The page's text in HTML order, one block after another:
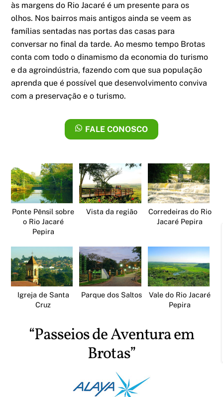
às margens do Rio Jacaré é um presente para os
olhos. Nos bairros mais antigos ainda se veem as
famílias sentadas nas portas das casas para
conversar no final da tarde. Ao mesmo tempo Brotas
conta com todo o dinamismo da economia do turismo
e da agroindústria, fazendo com que sua população
aprenda que é possível que desenvolvimento conviva
com a preservação e o turismo.
FALE CONOSCO
Ponte Pênsil sobre
o Rio Jacaré
Pepira
Vista da região
Corredeiras do Rio
Jacaré Pepira
Igreja de Santa
Cruz
Parque dos Saltos
Vale do Rio Jacaré
Pepira
“Passeios de Aventura em
Brotas”